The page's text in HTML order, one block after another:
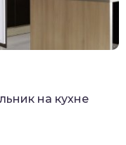
на кухне